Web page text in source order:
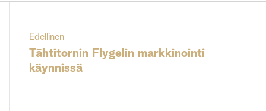
Edellinen
Tähtitornin Flygelin markkinointi
käynnissä